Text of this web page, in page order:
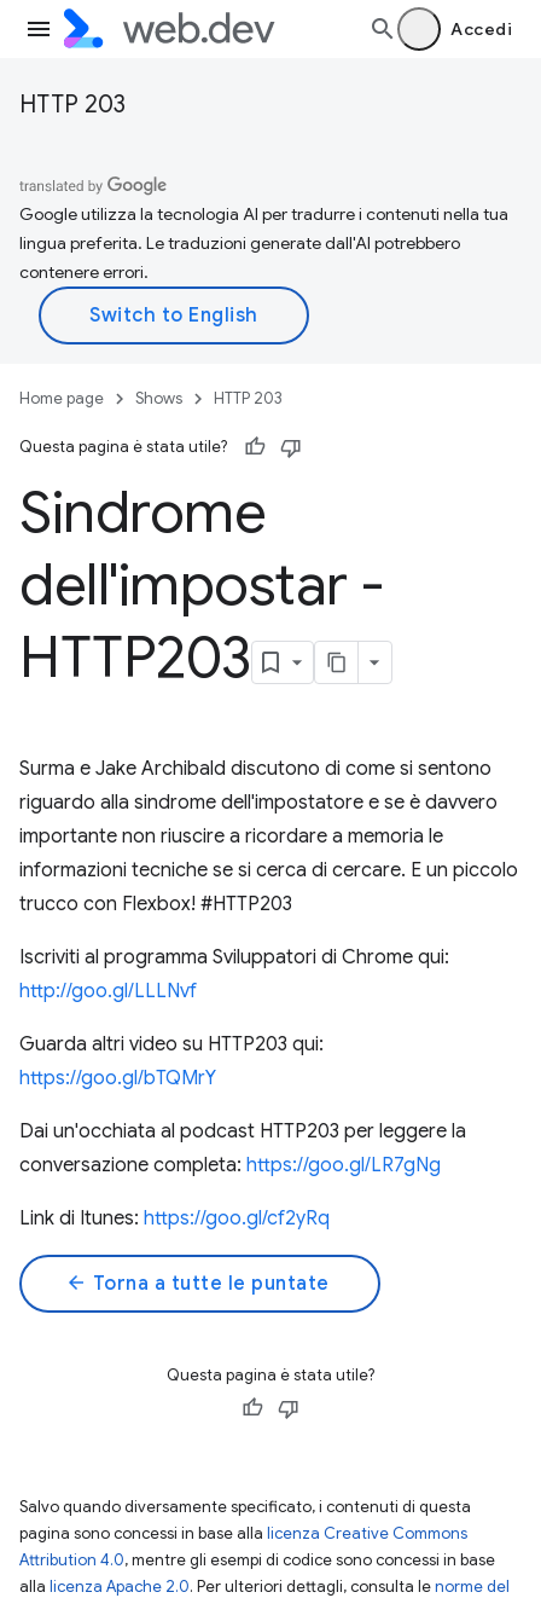
Accedi
HTTP 203
Google utilizza la tecnologia AI per tradurre i contenuti nella tua
lingua preferita. Le traduzioni generate dall'AI potrebbero
contenere errori.
Home page Shows HTTP 203
Questa pagina è stata utile?
Sindrome
dell'impostar -
HTTP203
Surma e Jake Archibald discutono di come si sentono
riguardo alla sindrome dell'impostatore e se è davvero
importante non riuscire a ricordare a memoria le
informazioni tecniche se si cerca di cercare. E un piccolo
trucco con Flexbox! #HTTP203
Iscriviti al programma Sviluppatori di Chrome qui:
http://goo.gl/LLLNvf
Guarda altri video su HTTP203 qui:
https://goo.gl/bTQMrY
Dai un'occhiata al podcast HTTP203 per leggere la
conversazione completa: https://goo.gl/LR7gNg
Link di Itunes: https://goo.gl/cf2yRq
arrow_back Torna a tutte le puntate
Questa pagina è stata utile?
Salvo quando diversamente specificato, i contenuti di questa
pagina sono concessi in base alla licenza Creative Commons
Attribution 4.0, mentre gli esempi di codice sono concessi in base
alla licenza Apache 2.0. Per ulteriori dettagli, consulta lenorme del